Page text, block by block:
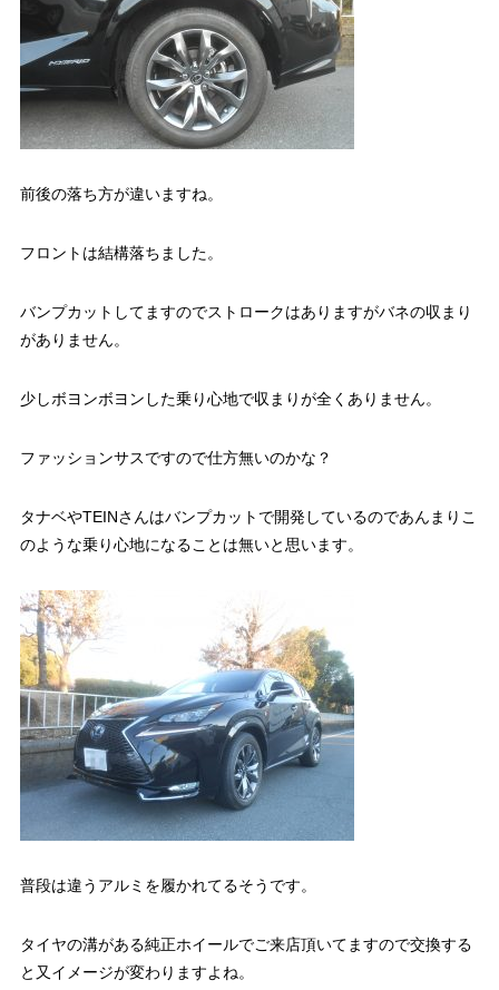
前後の落ち方が違いますね。
フロントは結構落ちました。
バンプカットしてますのでストロークはありますがバネの収まり
がありません。
少しボヨンボヨンした乗り心地で収まりが全くありません。
ファッションサスですので仕方無いのかな？
タナベやTEINさんはバンプカットで開発しているのであんまりこ
のような乗り心地になることは無いと思います。
普段は違うアルミを履かれてるそうです。
タイヤの溝がある純正ホイールでご来店頂いてますので交換する
と又イメージが変わりますよね。